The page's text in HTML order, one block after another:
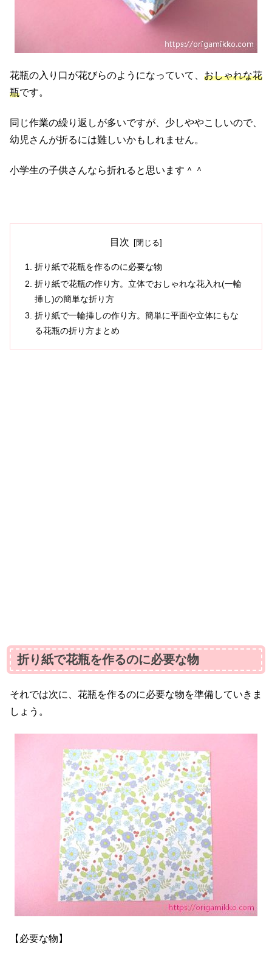
花瓶の入り口が花びらのようになっていて、 おしゃれな花
瓶です。
同じ作業の繰り返しが多いですが、少しややこしいので、
幼児さんが折るには難しいかもしれません。
小学生の子供さんなら折れると思います＾＾
目次
折り紙で花瓶を作るのに必要な物
折り紙で花瓶の作り方。立体でおしゃれな花入れ(一輪
挿し)の簡単な折り方
折り紙で一輪挿しの作り方。簡単に平面や立体にもな
る花瓶の折り方まとめ
折り紙で花瓶を作るのに必要な物
それでは次に、花瓶を作るのに必要な物を準備していきま
しょう。
【必要な物】